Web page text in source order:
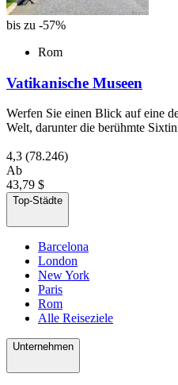
bis zu -57%
Rom
Vatikanische Museen
Werfen Sie einen Blick auf eine
Welt, darunter die berühmte
4,3 (78.246)
Ab
43,79 $
Top-Städte
Barcelona
London
New York
Paris
Rom
Alle Reiseziele
Unternehmen